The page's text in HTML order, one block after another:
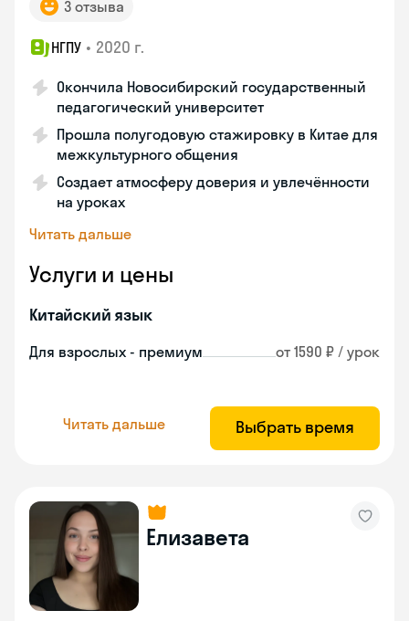
3 отзыва
НГПУ • 2020 г.
Окончила Новосибирский государственный
педагогический университет
Прошла полугодовую стажировку в Китае для
межкультурного общения
Создает атмосферу доверия и увлечённости
на уроках
Читать дальше
Услуги и цены
Китайский язык
Для взрослых - премиум от 1590 ₽ / урок
Читать дальше Выбрать время
Елизавета